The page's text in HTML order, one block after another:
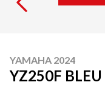
YAMAHA 2024
YZ250F